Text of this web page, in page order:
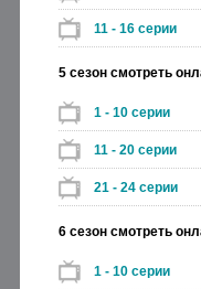
11 - 16 серии
5 сезон смотреть
1 - 10 серии
11 - 20 серии
21 - 24 серии
6 сезон смотреть
1 - 10 серии